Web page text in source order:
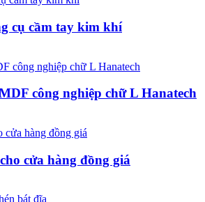
cụ cầm tay kim khí
công nghiệp chữ L Hanatech
cửa hàng đồng giá